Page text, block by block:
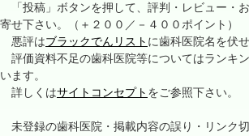
「投稿」ボタンを押して、評判・レビュー・
寄せ下さい。（＋２００／－４００ポイント）
悪評はブラックでんリスト に歯科医院名を伏
評価資料不足の歯科医院等についてはランキ
います。
詳しくはサイトコンセプト をご参照下さい。
未登録の歯科医院・掲載内容の誤り・リンク切